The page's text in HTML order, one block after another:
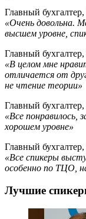
Главный бухгалтер,
«Очень довольна.
высшем уровне,
Главный бухгалтер,
«В целом мне
отличается от
не чтение теории»
Главный бухгалтер,
«Все понравилось,
хорошем уровне»
Главный бухгалтер,
«Все спикеры
особенно по ТЦО,
Лучшие